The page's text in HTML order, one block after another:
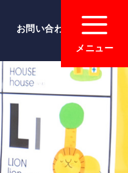
お問い合わせ
メニュー